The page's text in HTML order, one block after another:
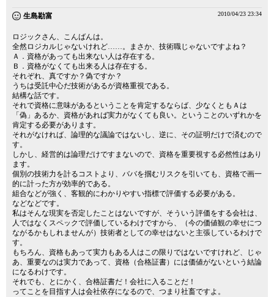
生島勘富 2010/04/23 23:34
ロジックさん、こんばんは。
全然ロジカルじゃないけれど……。まさか、技術職じゃないですよね？
Ａ．資格があっても出来ない人は存在する。
Ｂ．資格がなくても出来る人は存在する。
それぞれ、真ですか？偽ですか？
うちは受託中心だ技術があるが資格重視である。
結構な話です。
それで資格に意味があるということを肯定するならば、少なくともＡは
「偽」あるか、資格があれば実力がなくても良い。ということのいずれかを
肯定する必要があります。
それがなければ、論理的な議論ではないし、逆に、その証明だけで済むので
す。
しかし、経営的は論理だけですまないので、資格を重要視する必然性はあり
ます。
個別の技術力を計るコストより、ババを掴むリスクを引いても、資格で画一
的に計った方が効率的である。
組合などが強く、客観的にわかりやすい指標で評価する必要がある。
などなどです。
私はそんな現実を否定したことはないですが、そういう評価をする会社は、
人ではなくスペックで評価しているわけですから、（今の価値観の幸せにつ
ながるかもしれませんが）技術者としての幸せはないと主張しているわけで
す。
もちろん、資格もあって実力もある人はこの限りではないですけれど、じゃ
あ、重要なのは実力であって、資格（合格証書）には価値がないという結論
になるわけです。
それでも、とにかく、合格証書だ！会社に入ることだ！
ってことを目指す人は会社依存になるので、つまり社畜ですよ。